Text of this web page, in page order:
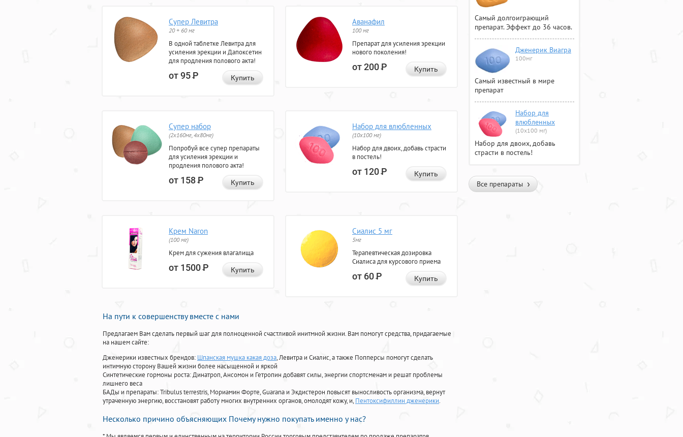
Супер Левитра
20 + 60 мг
В одной таблетке Левитра для
усиления эрекции и Дапоксетин
для продления полового акта!
от 95Р Купить
Аванафил
100 мг
Препарат для усиления эрекции
нового поколения!
от 200Р Купить
Супер набор
(2х160мг, 4х80мг)
Попробуй все супер препараты
для усиления эрекции и
продления полового акта!
от 158Р Купить
Набор для влюбленных
(10х100 мг)
Набор для двоих, добавь страсти
в постель!
от 120Р Купить
Крем Naron
(100 мг)
Крем для сужения влагалища
от 1500Р Купить
Сиалис 5 мг
5мг
Терапевтическая дозировка
Сиалиса для курсового приема
от 60Р Купить
На пути к совершенству вместе с нами
Предлагаем Вам сделать первый шаг для полноценной счастливой инитмной жизни. Вам помогут средства, придагаемые
на нашем сайте:
Дженерики известных брендов: Шпанская мушка какая доза, Левитра и Сиалис, а также Попперсы помогут сделать
интимную сторону Вашей жизни более насыщенной и яркой
Синтетические гормоны роста: Динатроп, Ансомон и Гетропин добавят силы, энергии спортсменам и решат проблемы
лишнего веса
БАДы и препараты:Tribulus terrestris, Мориамин Форте, Guarana и Экдистерон повысят выносливость организма, вернут
утраченную энергию, восстановят работу многих внутренних органов, омолодят кожу, и, Пентоксифиллин дженерики.
Несколько причино объясняющих Почему нужно покупать именно у нас?
Самый долгоиграющий
препарат. Эффект до 36 часов.
Дженерик Виагра
100мг
Самый известный в мире
препарат
Набор для
влюбленных
(10х100 мг)
Набор для двоих, добавь
страсти в постель!
Все препараты